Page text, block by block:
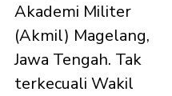
Akademi Militer
(Akmil) Magelang,
Jawa Tengah. Tak
terkecuali Wakil